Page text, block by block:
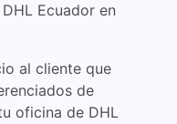
Ecuador en
al cliente que
de
oficina de DHL